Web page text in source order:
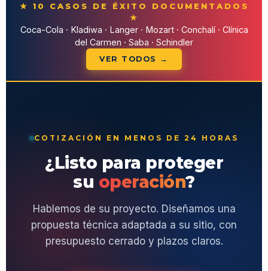
★ 10 CASOS DE ÉXITO DOCUMENTADOS
★
Coca-Cola · Kladiwa · Langer · Mozart · Conchalí · Clínica
del Carmen · Saba · Schindler
VER TODOS →
COTIZACIÓN EN MENOS DE 24 HORAS
¿Listo para proteger
su operación?
Hablemos de su proyecto. Diseñamos una
propuesta técnica adaptada a su sitio, con
presupuesto cerrado y plazos claros.